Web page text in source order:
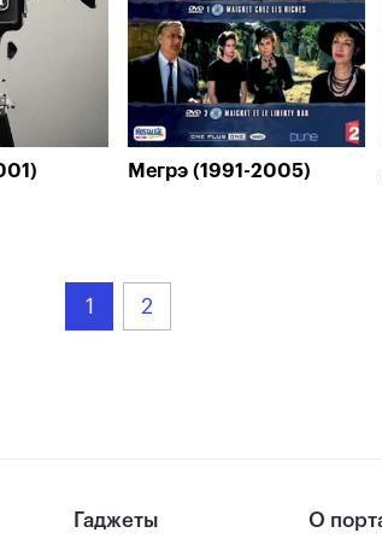
Мегрэ (1991-2005)
1 2
Гаджеты О